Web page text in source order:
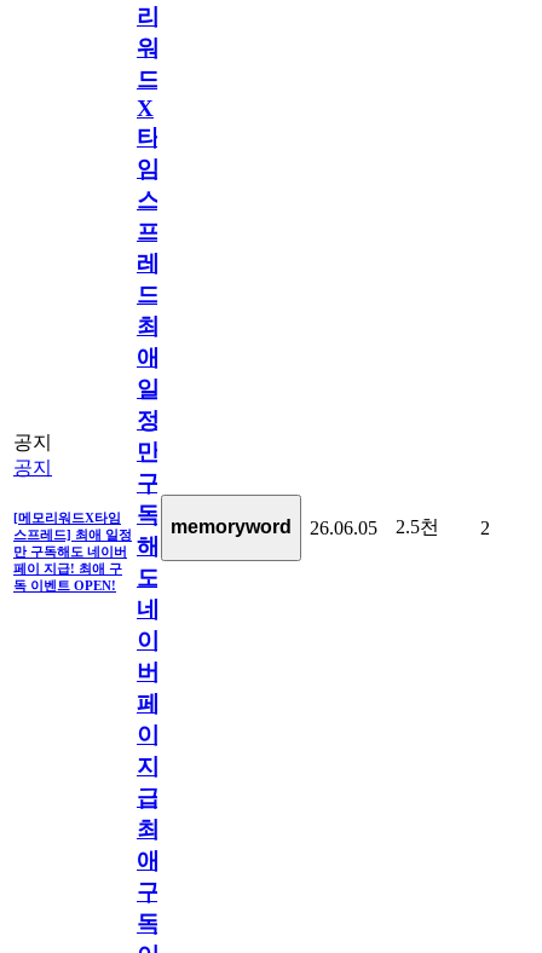
공지
공지
[메모리워드X타임
스프레드] 최애 일정
만 구독해도 네이버
페이 지급! 최애 구
독 이벤트 OPEN!
리
워
드
X
타
임
스
프
레
드]
최
애
일
정
만
구
독
해
도
네
이
버
페
이
지
급!
최
애
구
독
memoryword 26.06.05 2.5천 2